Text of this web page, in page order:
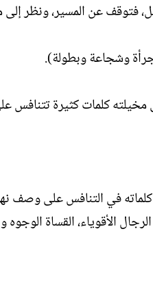
فتوقف عن المسير، ونظر
وشجاعة وبطولة).
مخيلته كلمات كثيرة
كلماته في التنافس على
الأقوياء، القساة الوجوه